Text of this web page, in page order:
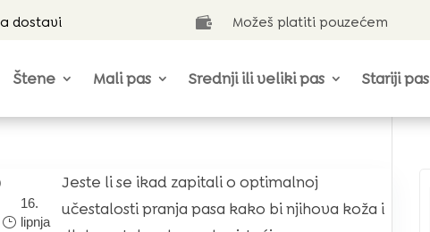
dostavi  Možeš platiti pouzećem
Štene Mali pas Srednji ili veliki pas Stariji pas
16.
lipnja
Jeste li se ikad zapitali o optimalnoj
učestalosti pranja pasa kako bi njihova koža i